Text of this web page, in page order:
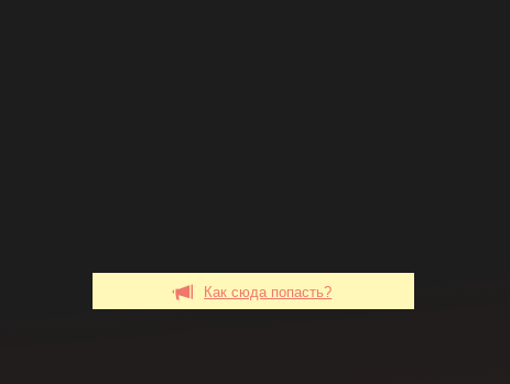
Как сюда попасть?